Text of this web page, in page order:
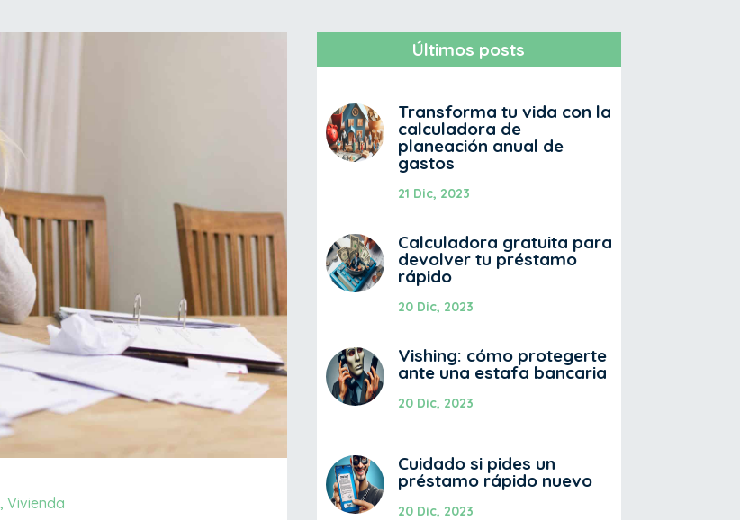
Vivienda
Últimos posts
Transforma tu vida con la
calculadora de
planeación anual de
gastos
21 Dic, 2023
Calculadora gratuita para
devolver tu préstamo
rápido
20 Dic, 2023
Vishing: cómo protegerte
ante una estafa bancaria
20 Dic, 2023
Cuidado si pides un
préstamo rápido nuevo
20 Dic, 2023